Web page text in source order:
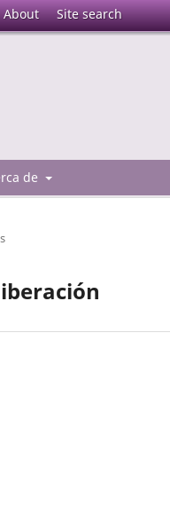
About Site search
de